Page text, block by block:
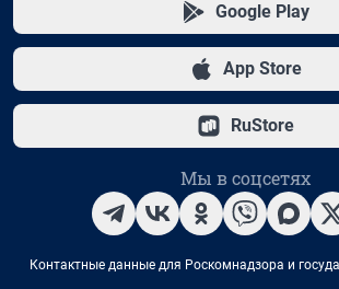
Google Play
App Store
RuStore
Мы в соцсетях
Контактные данные для Роскомнадзора и